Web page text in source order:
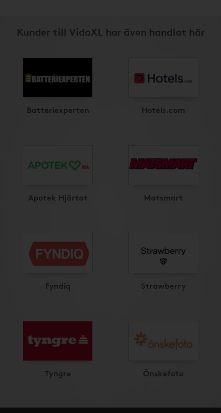
Kunder till VidaXL har även handlat här
Batteriexperten Hotels.com
Apotek Hjärtat Matsmart
Fyndiq Strawberry
Tyngre Önskefoto